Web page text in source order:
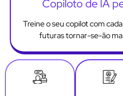
Copiloto de IA
Treine o seu copilot com
futuras tornar-se-ão